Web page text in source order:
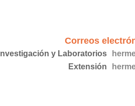
Correos
Investigación y Laboratorios
Extensión